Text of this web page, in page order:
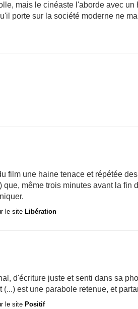
mais le cinéaste l'aborde avec un
porte sur la société moderne ne
film une haine tenace et répétée
que, même trois minutes avant la fin
le site Libération
d'écriture juste et senti dans sa
est une parabole retenue, et
le site Positif